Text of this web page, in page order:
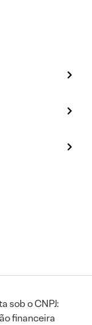
sob o CNPJ:
financeira